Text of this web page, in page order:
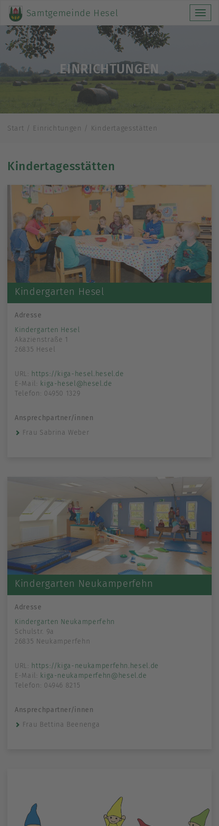
Samtgemeinde Hesel
Toggle
EINRICHTUNGEN
Start / Einrichtungen / Kindertagesstätten
Kindertagesstätten
Kindergarten Hesel
Adresse
Kindergarten Hesel
Akazienstraße 1
26835 Hesel
URL: https://kiga-hesel.hesel.de
E-Mail: kiga-hesel@hesel.de
Telefon: 04950 1329
Ansprechpartner/innen
Frau Sabrina Weber
Kindergarten Neukamperfehn
Adresse
Kindergarten Neukamperfehn
Schulstr. 9a
26835 Neukamperfehn
URL: https://kiga-neukamperfehn.hesel.de
E-Mail: kiga-neukamperfehn@hesel.de
Telefon: 04946 8215
Ansprechpartner/innen
Frau Bettina Beenenga